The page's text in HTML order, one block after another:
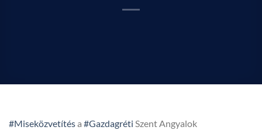
#Miseközvetítésa #Gazdagréti Szent Angyalok